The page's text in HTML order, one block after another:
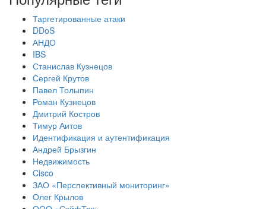
Таргетированные атаки
DDoS
АНДО
IBS
Станислав Кузнецов
Сергей Крутов
Павел Толыпин
Роман Кузнецов
Дмитрий Костров
Тимур Аитов
Идентификация и аутентификация
Андрей Брызгин
Недвижимость
Cisco
ЗАО «Перспективный мониторинг»
Олег Крылов